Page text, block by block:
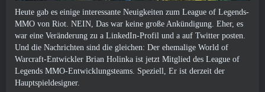
Heute gab es einige interessante Neuigkeiten zum League of Legends-
MMO von Riot. NEIN, Das war keine große Ankündigung. Eher, es
war eine Veränderung zu a LinkedIn-Profil und a auf Twitter posten.
Und die Nachrichten sind die gleichen: Der ehemalige World of
Warcraft-Entwickler Brian Holinka ist jetzt Mitglied des League of
Legends MMO-Entwicklungsteams. Speziell, Er ist derzeit der
Hauptspieldesigner.